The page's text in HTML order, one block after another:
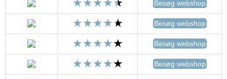
Besøg webshop
Besøg webshop
Besøg webshop
Besøg webshop